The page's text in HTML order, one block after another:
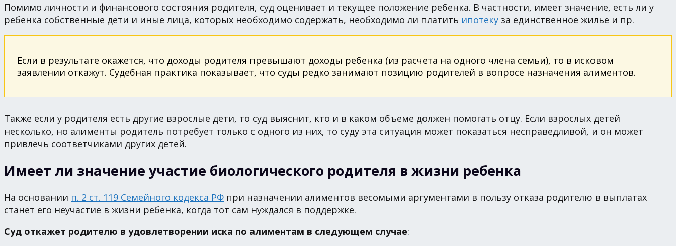
Помимо личности и финансового состояния родителя, суд оценивает и текущее положение ребенка. В частности, имеет значение, есть ли у
ребенка собственные дети и иные лица, которых необходимо содержать, необходимо ли платить ипотеку за единственное жилье и пр.
Если в результате окажется, что доходы родителя превышают доходы ребенка (из расчета на одного члена семьи), то в исковом
заявлении откажут. Судебная практика показывает, что суды редко занимают позицию родителей в вопросе назначения алиментов.
Также если у родителя есть другие взрослые дети, то суд выяснит, кто и в каком объеме должен помогать отцу. Если взрослых детей
несколько, но алименты родитель потребует только с одного из них, то суду эта ситуация может показаться несправедливой, и он может
привлечь соответчиками других детей.
Имеет ли значение участие биологического родителя в жизни ребенка
На основании п. 2 ст. 119 Семейного кодекса РФ при назначении алиментов весомыми аргументами в пользу отказа родителю в выплатах
станет его неучастие в жизни ребенка, когда тот сам нуждался в поддержке.
Суд откажет родителю в удовлетворении иска по алиментам в следующем случае: